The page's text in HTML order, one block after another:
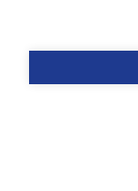
Bestellen